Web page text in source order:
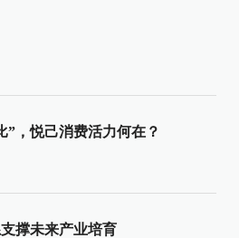
”，悦己消费活力何在？
撑未来产业培育